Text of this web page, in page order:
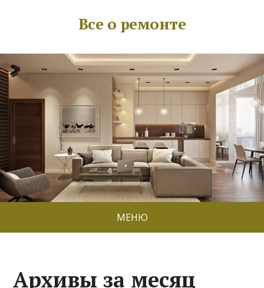
Все о ремонте
МЕНЮ
Архивы за месяц